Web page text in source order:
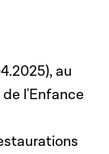
au
l'Enfance